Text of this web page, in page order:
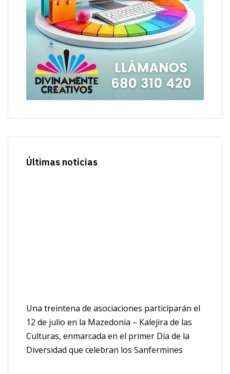
Últimas noticias
Una treintena de asociaciones participarán el
12 de julio en la Mazedonia – Kalejira de las
Culturas, enmarcada en el primer Día de la
Diversidad que celebran los Sanfermines